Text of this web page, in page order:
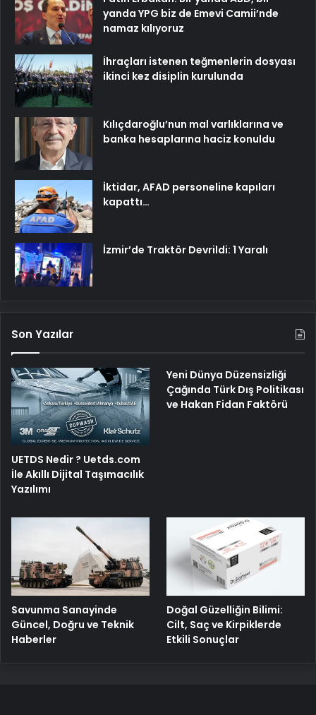
yanda YPG biz de Emevi Camii’nde
namaz kılıyoruz
İhraçları istenen teğmenlerin dosyası
ikinci kez disiplin kurulunda
Kılıçdaroğlu’nun mal varlıklarına ve
banka hesaplarına haciz konuldu
İktidar, AFAD personeline kapıları
kapattı…
İzmir’de Traktör Devrildi: 1 Yaralı
Son Yazılar
UETDS Nedir ? Uetds.com
İle Akıllı Dijital Taşımacılık
Yazılımı
Yeni Dünya Düzensizliği
Çağında Türk Dış Politikası
ve Hakan Fidan Faktörü
Savunma Sanayinde
Güncel, Doğru ve Teknik
Haberler
Doğal Güzelliğin Bilimi:
Cilt, Saç ve Kirpiklerde
Etkili Sonuçlar